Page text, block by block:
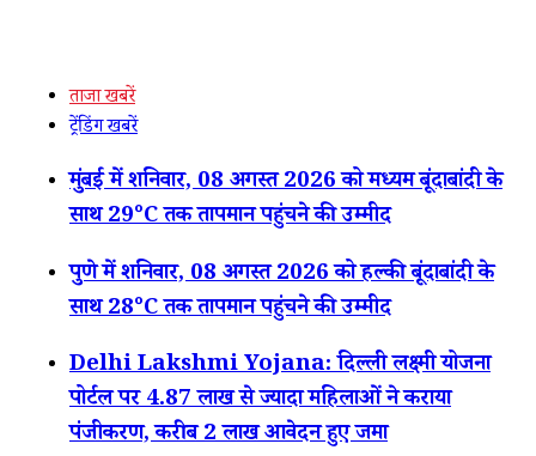
ताजा खबरें
ट्रेंडिंग खबरें
मुंबई में शनिवार, 08 अगस्त 2026 को मध्यम बूंदाबांदी के
साथ 29°C तक तापमान पहुंचने की उम्मीद
पुणे में शनिवार, 08 अगस्त 2026 को हल्की बूंदाबांदी के
साथ 28°C तक तापमान पहुंचने की उम्मीद
Delhi Lakshmi Yojana: दिल्ली लक्ष्मी योजना
पोर्टल पर 4.87 लाख से ज्यादा महिलाओं ने कराया
पंजीकरण, करीब 2 लाख आवेदन हुए जमा